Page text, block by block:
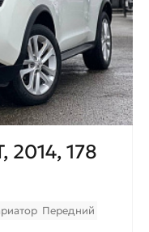
2014, 178
Передний